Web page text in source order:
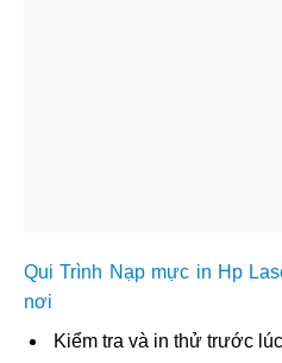
Qui Trình Nạp mực in Hp
nơi
Kiểm tra và in thử trước